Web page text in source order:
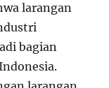
larangan
bagian